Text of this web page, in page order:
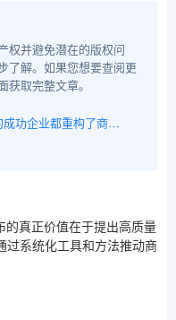
权并避免潜在的版权问
了解。如果您想要查阅更
取完整文章。
AI时代，为什么87%的成功企业都重构了商业模式？
的真正价值在于提出高质量
过系统化工具和方法推动商